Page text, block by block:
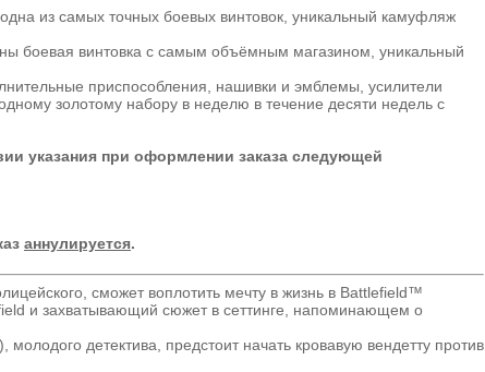
из самых точных боевых винтовок, уникальный камуфляж
боевая винтовка с самым объёмным магазином, уникальный
приспособления, нашивки и эмблемы, усилители
золотому набору в неделю в течение десяти недель с
указания при оформлении заказа следующей
аннулируется.
сможет воплотить мечту в жизнь в Battlefield™
и захватывающий сюжет в сеттинге, напоминающем о
детектива, предстоит начать кровавую вендетту против